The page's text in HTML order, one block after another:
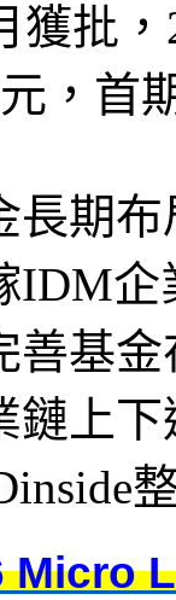
獲批
，首
長期
IDM
善基
鏈上